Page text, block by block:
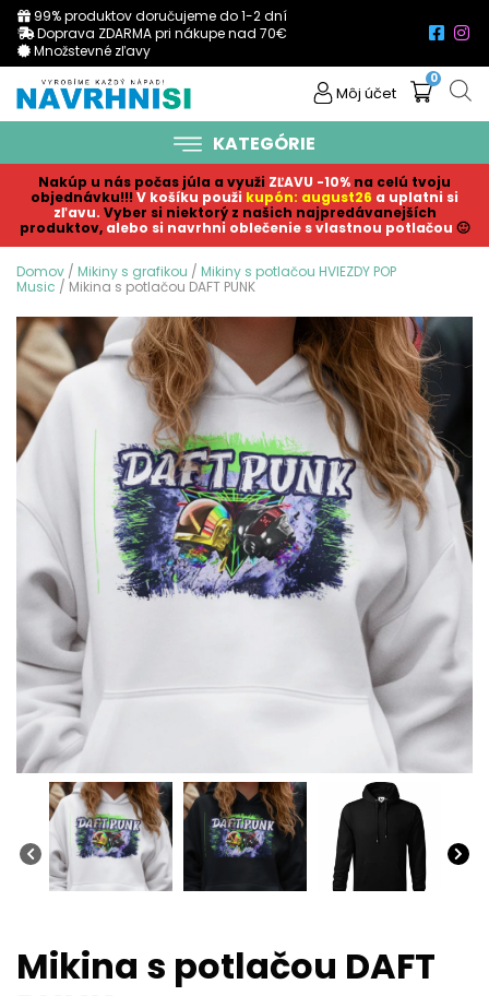
99% produktov doručujeme do 1-2 dní
Doprava ZDARMA pri nákupe nad 70€
Množstevné zľavy
Môj účet
0
KATEGÓRIE
Nakúp u nás počas júla a využi ZĽAVU -10% na celú tvoju
objednávku!!! V košíku použi kupón: august26 a uplatni si
zľavu. Vyber si niektorý z našich najpredávanejších
produktov, alebo si navrhni oblečenie s vlastnou potlačou 🙂
Domov / Mikiny s grafikou / Mikiny s potlačou HVIEZDY POP
Music / Mikina s potlačou DAFT PUNK
Mikina s potlačou DAFT